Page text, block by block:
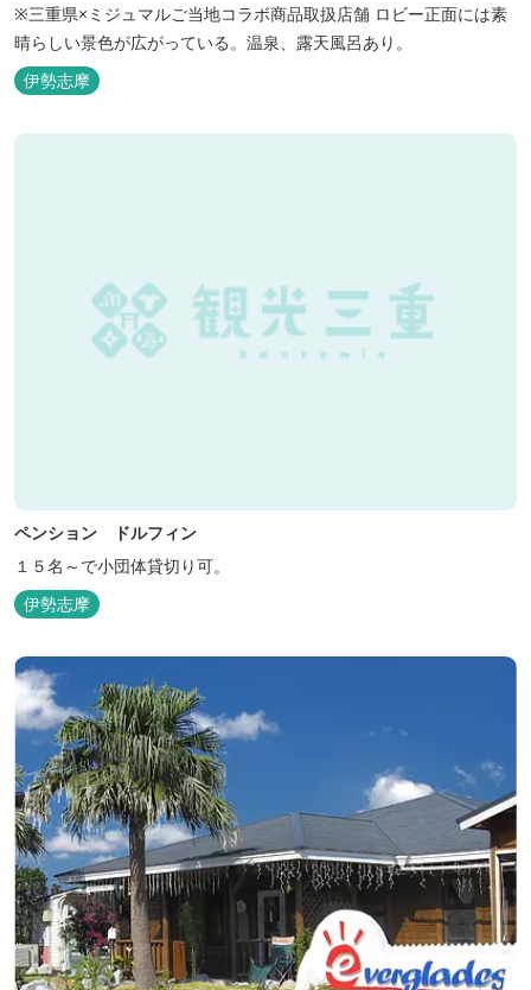
※三重県×ミジュマルご当地コラボ商品取扱店舗 ロビー正面には素
晴らしい景色が広がっている。温泉、露天風呂あり。
伊勢志摩
ペンション ドルフィン
１５名～で小団体貸切り可。
伊勢志摩